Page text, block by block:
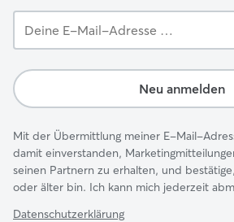
E-
Adresse …
Neu anmelden
Mit der Übermittlung meiner E-Mail-
damit einverstanden,
seinen Partnern zu erhalten, und
oder älter bin. Ich kann mich jederzeit
Datenschutzerklärung